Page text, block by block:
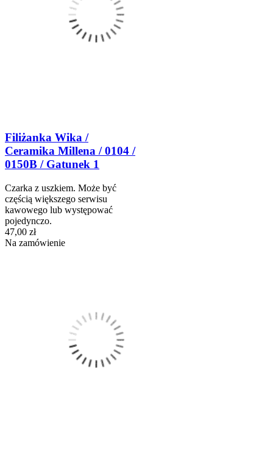
Filiżanka Wika /
Ceramika Millena / 0104 /
0150B / Gatunek 1
Czarka z uszkiem. Może być
częścią większego serwisu
kawowego lub występować
pojedynczo.
47,00 zł
Na zamówienie